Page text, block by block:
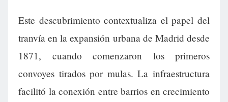
Este descubrimiento contextualiza el papel del
tranvía en la expansión urbana de Madrid desde
1871, cuando comenzaron los primeros
convoyes tirados por mulas. La infraestructura
facilitó la conexión entre barrios en crecimiento